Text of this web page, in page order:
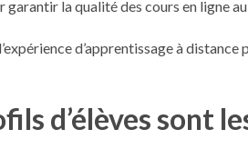
garantir la qualité des cours en ligne
d’apprentissage à
d’élèves sont